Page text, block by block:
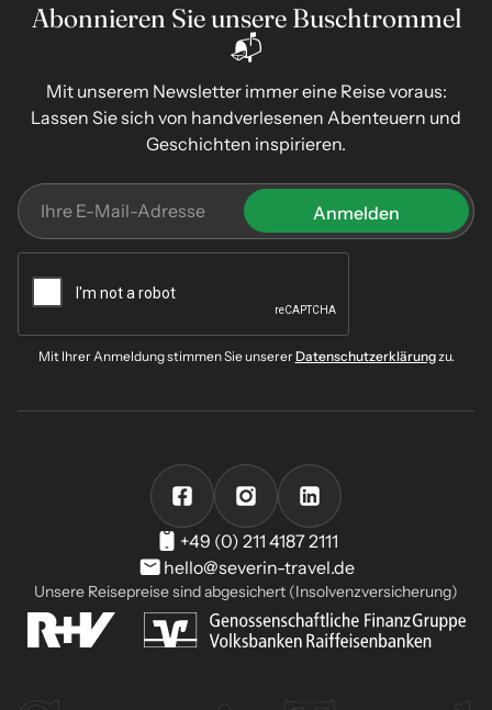
Abonnieren Sie unsere Buschtrommel
📬
Mit unserem Newsletter immer eine Reise voraus:
Lassen Sie sich von handverlesenen Abenteuern und
Geschichten inspirieren.
Mit Ihrer Anmeldung stimmen Sie unsererDatenschutzerklärungzu.
+49 (0) 211 4187 2111
hello@severin-travel.de
Unsere Reisepreise sind abgesichert (Insolvenzversicherung)